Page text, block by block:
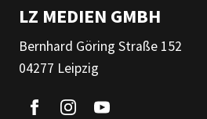
LZ MEDIEN GMBH
Bernhard Göring Straße 152
04277 Leipzig